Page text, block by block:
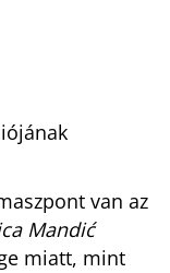
van az
Mandić
miatt, mint